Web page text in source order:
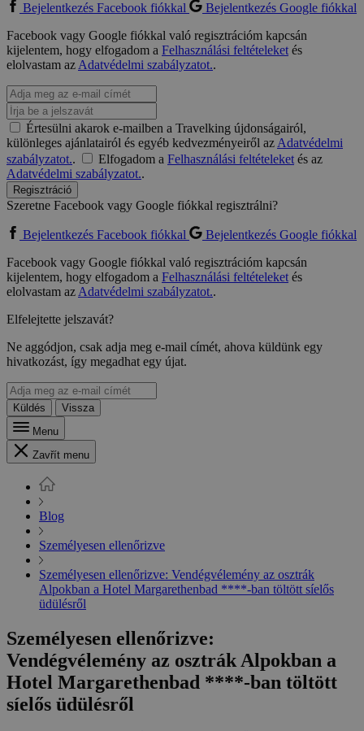
Bejelentkezés Facebook fiókkal
Bejelentkezés Google fiókkal
Facebook vagy Google fiókkal való regisztrációm kapcsán
kijelentem, hogy elfogadom a Felhasználási feltételeketés
elolvastam azAdatvédelmi szabályzatot..
Értesülni akarok e-mailben a Travelking újdonságairól,
különleges ajánlatairól és egyéb kedvezményeiről azAdatvédelmi
szabályzatot.. Elfogadom a Felhasználási feltételeketés az
Adatvédelmi szabályzatot..
Regisztráció
Szeretne Facebook vagy Google fiókkal regisztrálni?
Bejelentkezés Facebook fiókkal
Bejelentkezés Google fiókkal
Facebook vagy Google fiókkal való regisztrációm kapcsán
kijelentem, hogy elfogadom a Felhasználási feltételeketés
elolvastam azAdatvédelmi szabályzatot..
Elfelejtette jelszavát?
Ne aggódjon, csak adja meg e-mail címét, ahova küldünk egy
hivatkozást, így megadhat egy újat.
Küldés
Vissza
Menu
Zavřít menu
Blog
Személyesen ellenőrizve
Személyesen ellenőrizve: Vendégvélemény az osztrák
Alpokban a Hotel Margarethenbad ****-ban töltött síelős
üdülésről
Személyesen ellenőrizve:
Vendégvélemény az osztrák Alpokban a
Hotel Margarethenbad ****-ban töltött
síelős üdülésről